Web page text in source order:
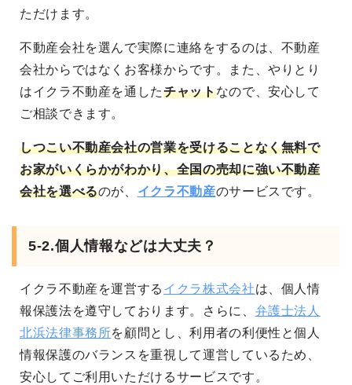
ただけます。
不動産会社を選んで実際に連絡をするのは、不動産
会社からではなくお客様からです。また、やりとり
はイクラ不動産を通したチャットなので、安心して
ご相談できます。
しつこい不動産会社の営業を受けることなく無料で
お家がいくらかがわかり、全国の売却に強い不動産
会社を選べるのが、 イクラ不動産のサービスです。
5-2.個人情報などは大丈夫？
イクラ不動産を運営する イクラ株式会社は、個人情
報保護法を遵守しております。さらに、 弁護士法人
北浜法律事務所を顧問とし、利用者の利便性と個人
情報保護のバランスを重視して運営しているため、
安心してご利用いただけるサービスです。